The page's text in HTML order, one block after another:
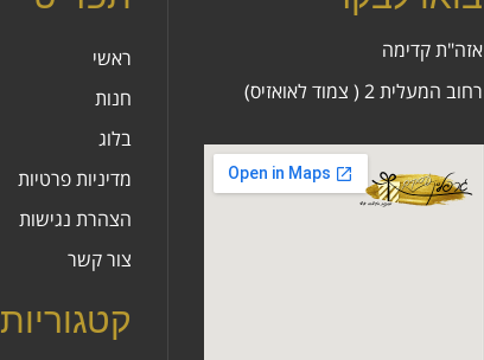
אזה"ת קדימה
רחוב המעלית 2 ( צמוד לאואזיס)
ראשי
חנות
בלוג
מדיניות פרטיות
הצהרת נגישות
צור קשר
קטגוריות